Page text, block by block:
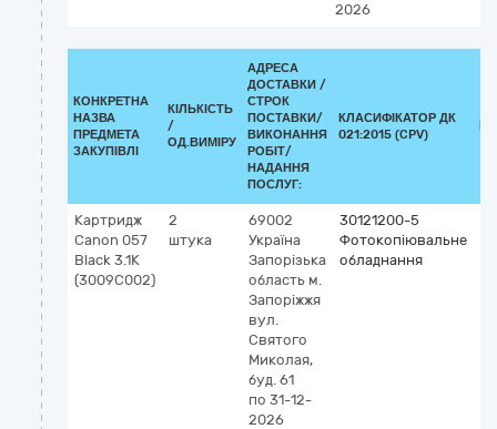
2026
КОНКРЕТНА
НАЗВА
ПРЕДМЕТА
ЗАКУПІВЛІ
КІЛЬКІСТЬ
/
ОД.ВИМІРУ
АДРЕСА
ДОСТАВКИ /
СТРОК
ПОСТАВКИ/
ВИКОНАННЯ
РОБІТ/
НАДАННЯ
ПОСЛУГ:
КЛАСИФІКАТОР ДК
021:2015 (CPV)
Картридж
Canon 057
Black 3.1К
(3009С002)
2
штука
69002
Україна
Запорізька
область м.
Запоріжжя
вул.
Святого
Миколая,
буд. 61
по 31-12-
2026
30121200-5
Фотокопіювальне
обладнання